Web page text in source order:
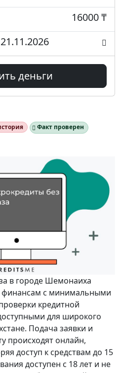
16000 ₸
21.11.2026
деньги
Факт проверен
в городе Шемонаиха
финансам с минимальными
кредитной
для широкого
Подача заявки и
происходят онлайн,
доступ к средствам до 15
доступен с 18 лет и не